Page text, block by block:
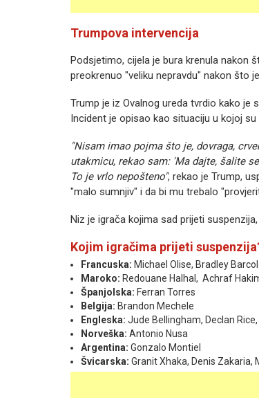
Trumpova intervencija
Podsjetimo, cijela je bura krenula nakon
preokrenuo "veliku nepravdu" nakon što
Trump je iz Ovalnog ureda tvrdio kako je
Incident je opisao kao situaciju u kojoj
"Nisam imao pojma što je, dovraga,
utakmicu, rekao sam: 'Ma dajte, šalite
To je vrlo nepošteno", rekao je Trump,
"malo sumnjiv" i da bi mu trebalo
Niz je igrača kojima sad prijeti
Kojim igračima prijeti
Francuska: Michael Olise, Bradley
Maroko: Redouane Halhal, Achraf
Španjolska: Ferran Torres
Belgija: Brandon Mechele
Engleska: Jude Bellingham, Declan
Norveška: Antonio Nusa
Argentina: Gonzalo Montiel
Švicarska: Granit Xhaka, Denis Zakaria,